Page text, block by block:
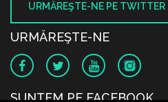
URMĂREŞTE-NE PE TWITTER
URMĂREŞTE-NE
SUNTEM PE FACEBOOK